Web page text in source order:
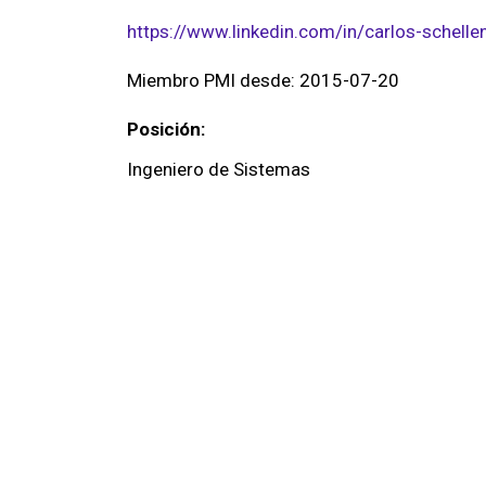
https://www.linkedin.com/in/carlos-
Miembro PMI desde: 2015-07-20
Posición:
Ingeniero de Sistemas